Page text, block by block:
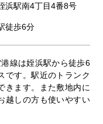
浜駅南4丁目4番8号
徒歩6分
線は姪浜駅から徒歩6
です。駅近のトランク
きます。また敷地内に
越しの方も使いやすい